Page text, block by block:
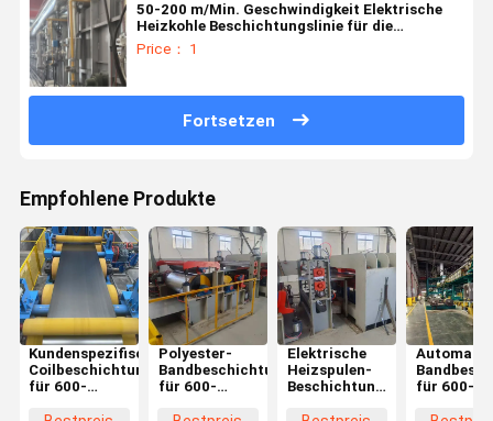
50-200 m/Min. Geschwindigkeit Elektrische
Heizkohle Beschichtungslinie für die
Herstellung von Stahlkohlen
Price： 1
Fortsetzen
Empfohlene Produkte
Kundenspezifische
Coilbeschichtungslinie
für 600-
Polyester-
Bandbeschichtungsanlage
für 600-
Elektrische
Heizspulen-
Beschichtungsliniefür 600-